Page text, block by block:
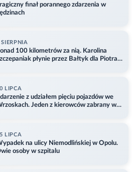
finał porannego zdarzenia w
SIERPNIA
100 kilometrów za nią. Karolina
płynie przez Bałtyk dla Piotra.
LIPCA
z udziałem pięciu pojazdów we
Jeden z kierowców zabrany w
LIPCA
na ulicy Niemodlińskiej w Opolu.
osoby w szpitalu